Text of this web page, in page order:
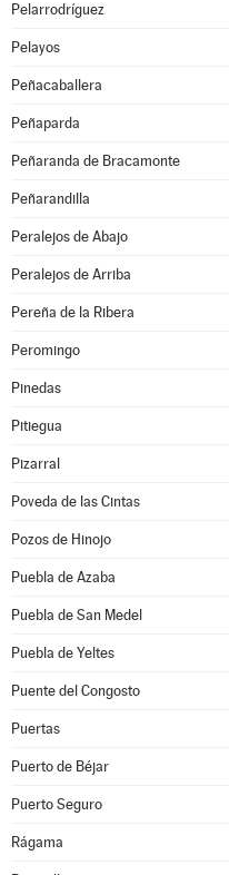
Pelarrodríguez
Pelayos
Peñacaballera
Peñaparda
Peñaranda de Bracamonte
Peñarandilla
Peralejos de Abajo
Peralejos de Arriba
Pereña de la Ribera
Peromingo
Pinedas
Pitiegua
Pizarral
Poveda de las Cintas
Pozos de Hinojo
Puebla de Azaba
Puebla de San Medel
Puebla de Yeltes
Puente del Congosto
Puertas
Puerto de Béjar
Puerto Seguro
Rágama